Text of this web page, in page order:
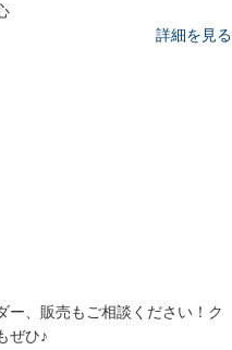
詳細を見る
、販売もご相談ください！ク
ぜひ♪